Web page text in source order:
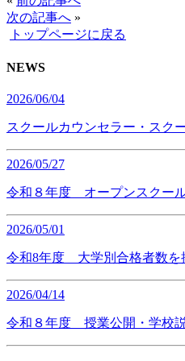
次の記事へ »
トップページに戻る
NEWS
2026/06/04
スクールカウンセラー・スク
2026/05/27
令和８年度 オープンスクー
2026/05/01
令和8年度 大学別合格者数を
2026/04/14
令和８年度 授業公開・学校